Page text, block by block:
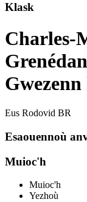
Klask
Charles-
Eus Rodovid BR
Esaouennoù
Muioc'h
Muioc'h
Yezhoù